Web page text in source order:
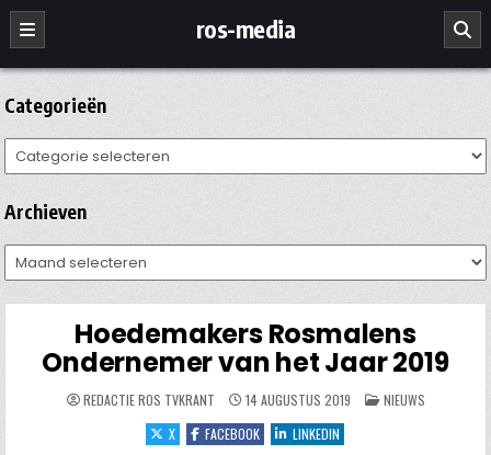
Ga
naar
de
inhoud
ros-media
Categorieën
Categorieën
Archieven
Archieven
Hoedemakers Rosmalens
Ondernemer van het Jaar 2019
REDACTIE ROS TVKRANT 14 AUGUSTUS 2019 GEPLAATST
IN
NIEUWS
X
FACEBOOK LINKEDIN